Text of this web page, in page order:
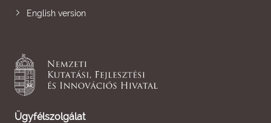
English version
Ügyfélszolgálat